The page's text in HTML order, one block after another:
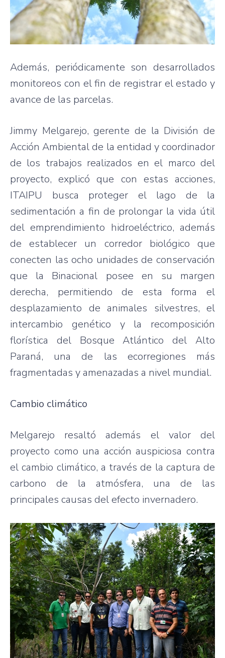
Además, periódicamente son desarrollados
monitoreos con el fin de registrar el estado y
avance de las parcelas.
Jimmy Melgarejo, gerente de la División de
Acción Ambiental de la entidad y coordinador
de los trabajos realizados en el marco del
proyecto, explicó que con estas acciones,
ITAIPU busca proteger el lago de la
sedimentación a fin de prolongar la vida útil
del emprendimiento hidroeléctrico, además
de establecer un corredor biológico que
conecten las ocho unidades de conservación
que la Binacional posee en su margen
derecha, permitiendo de esta forma el
desplazamiento de animales silvestres, el
intercambio genético y la recomposición
florística del Bosque Atlántico del Alto
Paraná, una de las ecorregiones más
fragmentadas y amenazadas a nivel mundial.
Cambio climático
Melgarejo resaltó además el valor del
proyecto como una acción auspiciosa contra
el cambio climático, a través de la captura de
carbono de la atmósfera, una de las
principales causas del efecto invernadero.